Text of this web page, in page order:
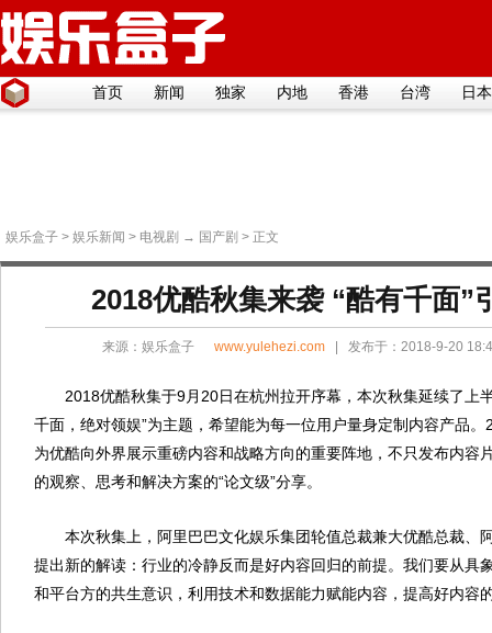
首页 新闻 独家 内地 香港 台湾 日本
娱乐盒子 > 娱乐新闻 > 电视剧 → 国产剧 > 正文
2018优酷秋集来袭 “酷有千面”
来源： 娱乐盒子 www.yulehezi.com| 发布于：2018-9-20
2018优酷秋集于9月20日在杭州拉开序幕，本次秋集延续了上半
千面，绝对领娱”为主题，希望能为每一位用户量身定制内容产品。
为优酷向外界展示重磅内容和战略方向的重要阵地，不只发布内容
的观察、思考和解决方案的“论文级”分享。
本次秋集上，阿里巴巴文化娱乐集团轮值总裁兼大优酷总裁、
提出新的解读：行业的冷静反而是好内容回归的前提。我们要从具
和平台方的共生意识，利用技术和数据能力赋能内容，提高好内容